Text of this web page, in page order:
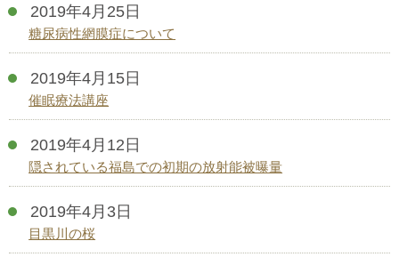
2019年4月25日
糖尿病性網膜症について
2019年4月15日
催眠療法講座
2019年4月12日
隠されている福島での初期の放射能被曝量
2019年4月3日
目黒川の桜